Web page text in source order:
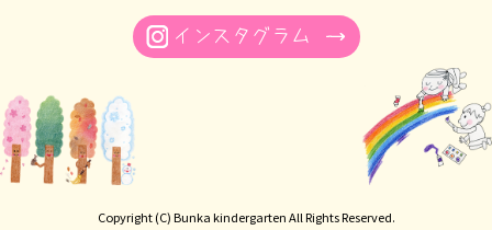
インスタグラム
Copyright (C)Bunka kindergartenAll Rights Reserved.